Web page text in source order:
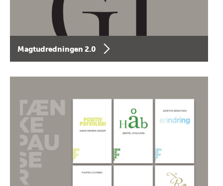
Magtudredningen 2.0